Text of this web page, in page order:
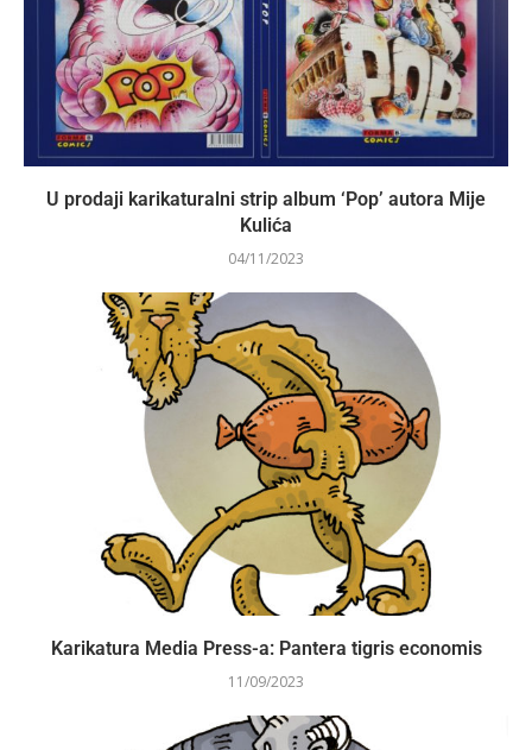
U prodaji karikaturalni strip album ‘Pop’ autora Mije
Kulića
04/11/2023
Karikatura Media Press-a: Pantera tigris economis
11/09/2023